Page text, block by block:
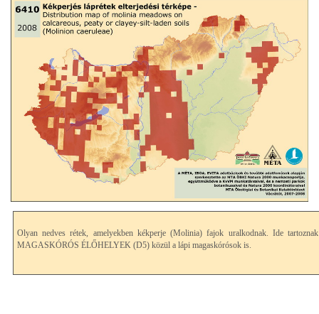
Olyan nedves rétek, amelyekben kékperje (Molinia) fajok uralkodnak. Ide
MAGASKÓRÓS ÉLŐHELYEK (D5) közül a lápi magaskórósok is.